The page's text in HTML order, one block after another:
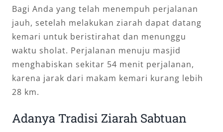
Bagi Anda yang telah menempuh perjalanan
jauh, setelah melakukan ziarah dapat datang
kemari untuk beristirahat dan menunggu
waktu sholat. Perjalanan menuju masjid
menghabiskan sekitar 54 menit perjalanan,
karena jarak dari makam kemari kurang lebih
28 km.
Adanya Tradisi Ziarah Sabtuan